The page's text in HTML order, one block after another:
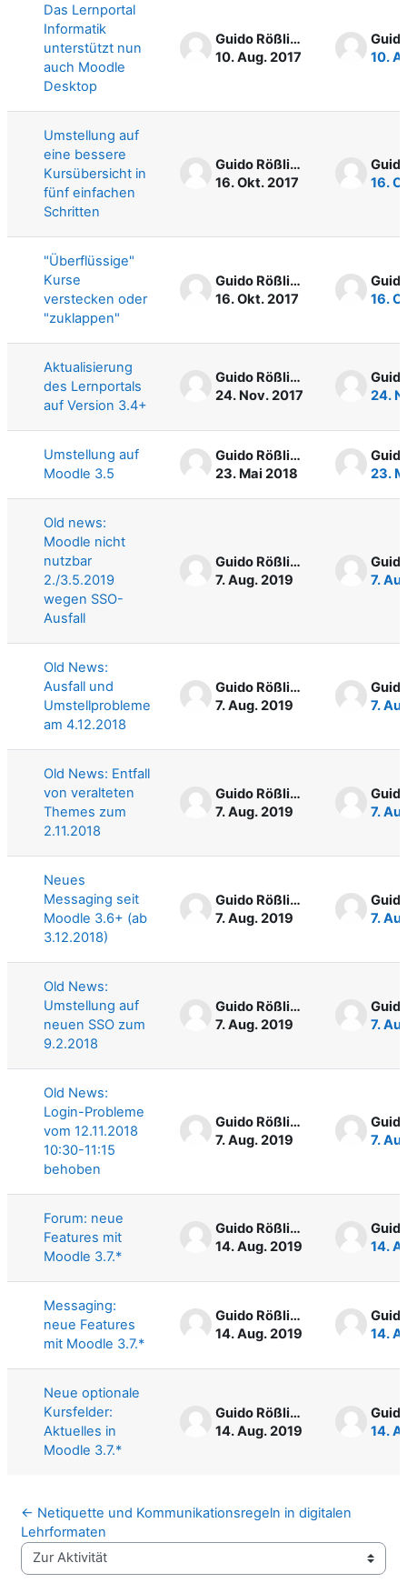
Das Lernportal
Informatik
unterstützt nun
auch Moodle
Desktop
Guido Rößling
10. Aug. 2017
10.
Umstellung auf
eine bessere
Kursübersicht in
fünf einfachen
Schritten
Guido Rößling
16. Okt. 2017
16.
"Überflüssige"
Kurse
verstecken oder
"zuklappen"
Guido Rößling
16. Okt. 2017
16.
Aktualisierung
des Lernportals
auf Version 3.4+
Guido Rößling
24. Nov. 2017
24.
Umstellung auf
Moodle 3.5
Guido Rößling
23. Mai 2018
23.
Old news:
Moodle nicht
nutzbar
2./3.5.2019
wegen SSO-
Ausfall
Guido Rößling
7. Aug. 2019
7.
Old News:
Ausfall und
Umstellprobleme
am 4.12.2018
Guido Rößling
7. Aug. 2019
7.
Old News: Entfall
von veralteten
Themes zum
2.11.2018
Guido Rößling
7. Aug. 2019
7.
Neues
Messaging seit
Moodle 3.6+ (ab
3.12.2018)
Guido Rößling
7. Aug. 2019
7.
Old News:
Umstellung auf
neuen SSO zum
9.2.2018
Guido Rößling
7. Aug. 2019
7.
Old News:
Login-Probleme
vom 12.11.2018
10:30-11:15
behoben
Guido Rößling
7. Aug. 2019
7.
Forum: neue
Features mit
Moodle 3.7.*
Guido Rößling
14. Aug. 2019
14.
Messaging:
neue Features
mit Moodle 3.7.*
Guido Rößling
14. Aug. 2019
14.
Neue optionale
Kursfelder:
Aktuelles in
Moodle 3.7.*
Guido Rößling
14. Aug. 2019
14.
← Netiquette und Kommunikationsregeln in digitalen
Lehrformaten
Zur Aktivität